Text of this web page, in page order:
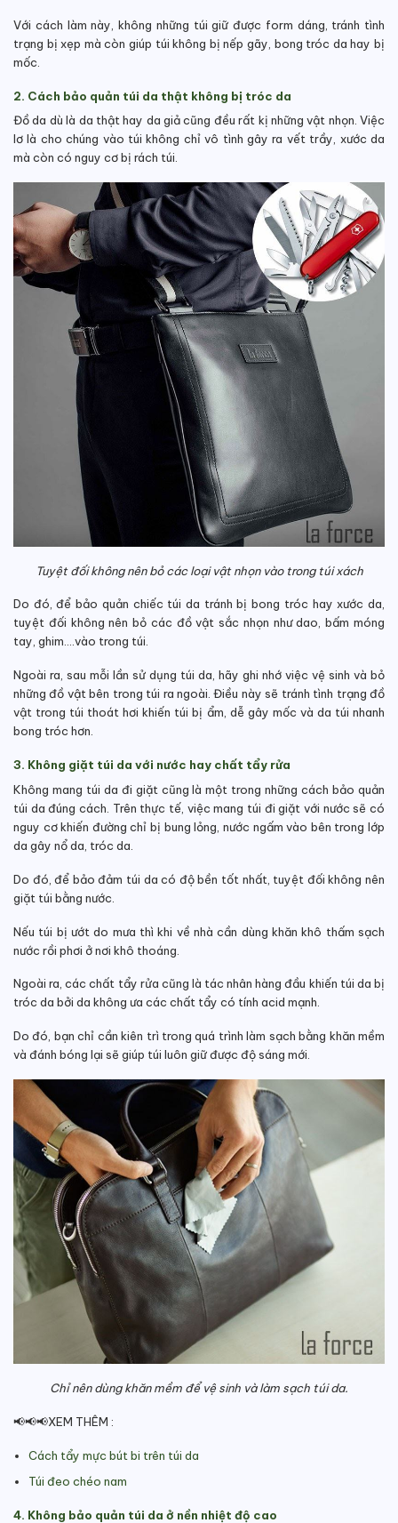
Với cách làm này, không những túi giữ được form dáng, tránh tình
trạng bị xẹp mà còn giúp túi không bị nếp gãy, bong tróc da hay bị
mốc.
2. Cách bảo quản túi da thật không bị tróc da
Đồ da dù là da thật hay da giả cũng đều rất kị những vật nhọn. Việc
lơ là cho chúng vào túi không chỉ vô tình gây ra vết trầy, xước da
mà còn có nguy cơ bị rách túi.
Tuyệt đối không nên bỏ các loại vật nhọn vào trong túi xách
Do đó, để bảo quản chiếc túi da tránh bị bong tróc hay xước da,
tuyệt đối không nên bỏ các đồ vật sắc nhọn như dao, bấm móng
tay, ghim….vào trong túi.
Ngoài ra, sau mỗi lần sử dụng túi da, hãy ghi nhớ việc vệ sinh và bỏ
những đồ vật bên trong túi ra ngoài.Điều này sẽ tránh tình trạng đồ
vật trong túi thoát hơi khiến túi bị ẩm, dễ gây mốc và da túi nhanh
bong tróc hơn.
3. Không giặt túi da với nước hay chất tẩy rửa
Không mang túi da đi giặt cũng là một trong những cách bảo quản
túi da đúng cách. Trên thực tế, việc mang túi đi giặt với nước sẽ có
nguy cơ khiến đường chỉ bị bung lỏng, nước ngấm vào bên trong lớp
da gây nổ da, tróc da.
Do đó, để bảo đảm túi da có độ bền tốt nhất, tuyệt đối không nên
giặt túi bằng nước.
Nếu túi bị ướt do mưa thì khi về nhà cần dùng khăn khô thấm sạch
nước rồi phơi ở nơi khô thoáng.
Ngoài ra, các chất tẩy rửa cũng là tác nhân hàng đầu khiến túi da bị
tróc da bởi da không ưa các chất tẩy có tính acid mạnh.
Do đó, bạn chỉ cần kiên trì trong quá trình làm sạch bằng khăn mềm
và đánh bóng lại sẽ giúp túi luôn giữ được độ sáng mới.
Chỉ nên dùng khăn mềm để vệ sinh và làm sạch túi da.
📢📢📢XEM THÊM :
Cách tẩy mực bút bi trên túi da
Túi đeo chéo nam
4. Không bảo quản túi da ở nền nhiệt độ cao